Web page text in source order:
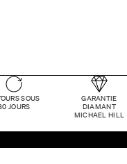
SOUS
JOURS
GARANTIE
DIAMANT
MICHAEL HILL